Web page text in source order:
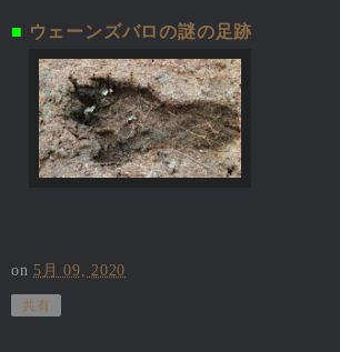
■ ウェーンズバロの謎の足跡
on 5月 09, 2020
共有